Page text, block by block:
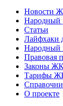
Новости
Народный
Статьи
Лайфхаки
Народный
Правовая
Законы
Тарифы
О проекте